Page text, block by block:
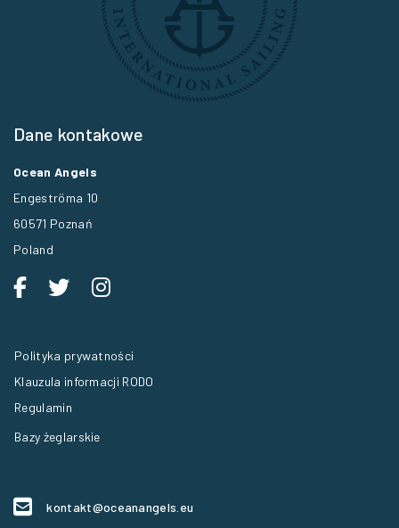
Dane kontakowe
Ocean Angels
Engeströma 10
60571 Poznań
Poland
Polityka prywatności
Klauzula informacji RODO
Regulamin
Bazy żeglarskie
kontakt@oceanangels.eu